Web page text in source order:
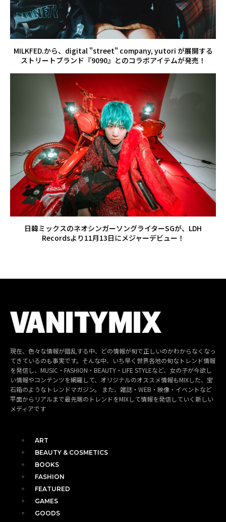
MILKFED.から、digital "street" company, yutori が展開する
ストリートブランド『9090』とのコラボアイテムが発売！
日韓ミックスのネオシンガーソングライターSGが、LDH
Recordsより11月13日にメジャーデビュー！
現在、色々な情報が錯乱する中、どの情報が旬で正しいのかわからなくなっ
てきているのも事実です。そんな中、いち早く世界各地の旬なトレンド情報
を発信し、MUSIC・FASHION・BEAUTY・LIFE STYLEなど、女の子が今欲し
い情報やコンテンツを網羅して、オリジナルのオススメ情報もMIXした、宝
石箱のようなトレンドマガジン。 また、雑誌・WEB・映像・イベントなど
平面からリアルまで最先端のトレンドをMIXして情報を発信していく新しい
メディアです
ART
BEAUTY & COSMETICS
BOOKS
FASHION
FEATURED
GAMES
GOODS